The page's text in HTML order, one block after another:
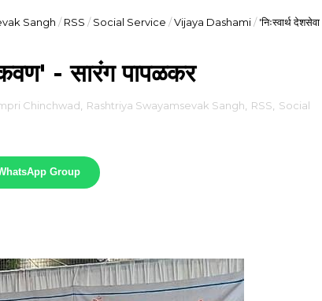
Sangh / RSS / Social Service /Vijaya Dashami/ 'निःस्वार्थ देशसेवा
- सारंग पापळकर
Chinchwad Rashtriya Swayamsevak Sangh RSS Social
Group